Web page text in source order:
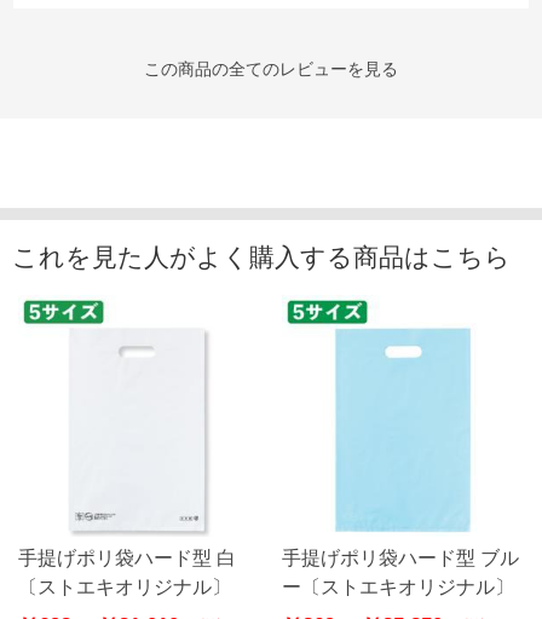
この商品の全てのレビューを見る
これを見た人がよく購入する商品はこちら
手提げポリ袋ハード型 白
〔ストエキオリジナル〕
手提げポリ袋ハード型 ブル
ー〔ストエキオリジナル〕